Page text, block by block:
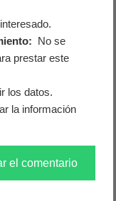
No se
prestar este
los datos.
la información